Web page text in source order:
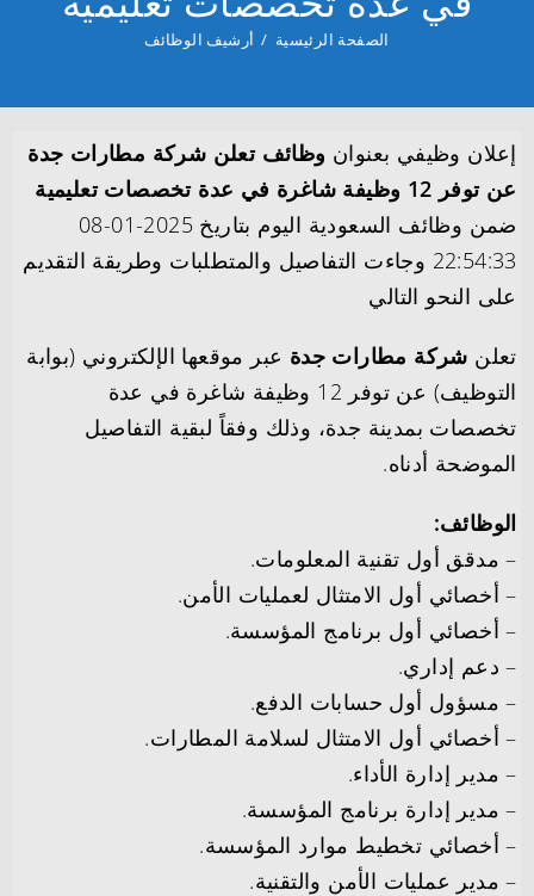
الصفحة الرئيسية / أرشيف الوظائف
إعلان وظيفي بعنوان وظائف تعلن شركة مطارات جدة
عن توفر 12 وظيفة شاغرة في عدة تخصصات تعليمية
ضمن وظائف السعودية اليوم بتاريخ 2025-01-08
22:54:33 وجاءت التفاصيل والمتطلبات وطريقة التقديم
على النحو التالي
تعلن شركة مطارات جدة عبر موقعها الإلكتروني (بوابة
التوظيف) عن توفر 12 وظيفة شاغرة في عدة
تخصصات بمدينة جدة، وذلك وفقاً لبقية التفاصيل
الموضحة أدناه.
الوظائف:
– مدقق أول تقنية المعلومات.
– أخصائي أول الامتثال لعمليات الأمن.
– أخصائي أول برنامج المؤسسة.
– دعم إداري.
– مسؤول أول حسابات الدفع.
– أخصائي أول الامتثال لسلامة المطارات.
– مدير إدارة الأداء.
– مدير إدارة برنامج المؤسسة.
– أخصائي تخطيط موارد المؤسسة.
– مدير عمليات الأمن والتقنية.